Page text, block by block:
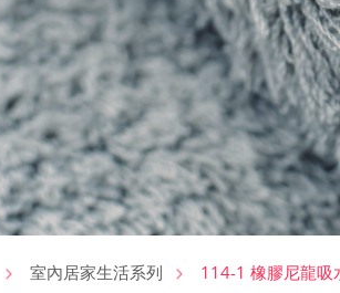
室內居家生活系列 114-1 橡膠尼龍吸